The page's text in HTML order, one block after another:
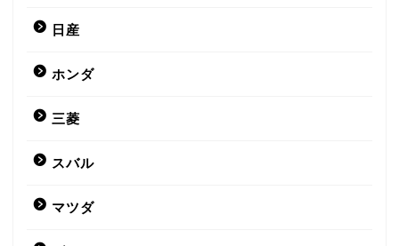
日産
ホンダ
三菱
スバル
マツダ